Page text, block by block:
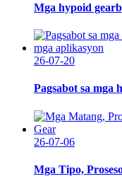
Mga hypoid
26-07-20
Pagsabot sa mga
26-07-06
Mga Tipo,